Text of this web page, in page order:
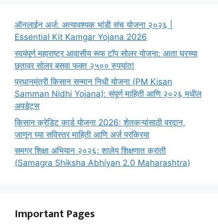
ऑनलाईन अर्ज: अत्यावश्यक भांडी संच योजना २०२६ |
Essential Kit Kamgar Yojana 2026
स्वयंपूर्ण महाराष्ट्र आवासीय रूफ टॉप सोलर योजना: आता घरच्या
छतावर सोलर बसवा फक्त २५०० रुपयांत!
प्रधानमंत्री किसान सन्मान निधी योजना (PM Kisan
Samman Nidhi Yojana): संपूर्ण माहिती आणि २०२६ मधील
अपडेट्स
किसान क्रेडिट कार्ड योजना 2026: शेतकऱ्यांसाठी वरदान,
जाणून घ्या सविस्तर माहिती आणि अर्ज प्रक्रिया
समग्र शिक्षा अभियान २०२६: शालेय शिक्षणात क्रांती
(Samagra Shiksha Abhiyan 2.0 Maharashtra)
Important Pages